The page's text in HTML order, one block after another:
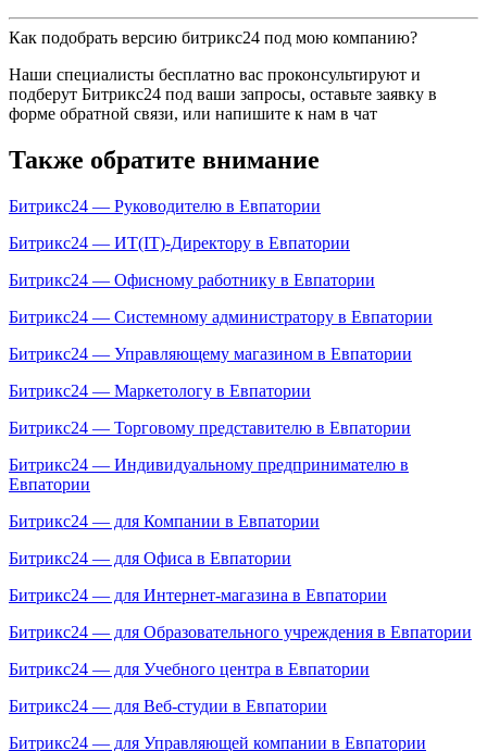
Как подобрать версию битрикс24 под мою компанию?
Наши специалисты бесплатно вас проконсультируют и
подберут Битрикс24 под ваши запросы, оставьте заявку в
форме обратной связи, или напишите к нам в чат
Также обратите внимание
Битрикс24 — Руководителю в Евпатории
Битрикс24 — ИТ(IT)-Директору в Евпатории
Битрикс24 — Офисному работнику в Евпатории
Битрикс24 — Системному администратору в Евпатории
Битрикс24 — Управляющему магазином в Евпатории
Битрикс24 — Маркетологу в Евпатории
Битрикс24 — Торговому представителю в Евпатории
Битрикс24 — Индивидуальному предпринимателю в
Евпатории
Битрикс24 — для Компании в Евпатории
Битрикс24 — для Офиса в Евпатории
Битрикс24 — для Интернет-магазина в Евпатории
Битрикс24 — для Образовательного учреждения в Евпатории
Битрикс24 — для Учебного центра в Евпатории
Битрикс24 — для Веб-студии в Евпатории
Битрикс24 — для Управляющей компании в Евпатории